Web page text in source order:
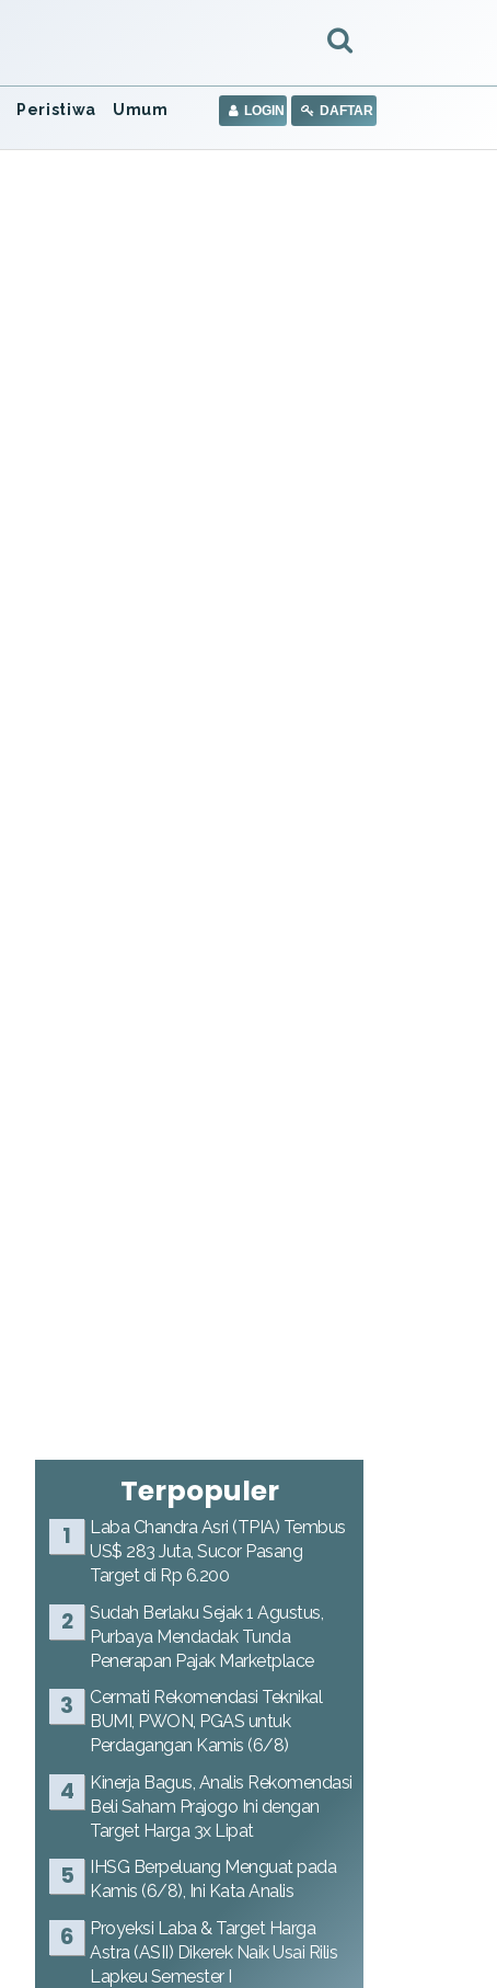
Peristiwa Umum LOGIN DAFTAR
Terpopuler
Laba Chandra Asri (TPIA) Tembus
US$ 283 Juta, Sucor Pasang
Target di Rp 6.200
Sudah Berlaku Sejak 1 Agustus,
Purbaya Mendadak Tunda
Penerapan Pajak Marketplace
Cermati Rekomendasi Teknikal
BUMI, PWON, PGAS untuk
Perdagangan Kamis (6/8)
Kinerja Bagus, Analis Rekomendasi
Beli Saham Prajogo Ini dengan
Target Harga 3x Lipat
IHSG Berpeluang Menguat pada
Kamis (6/8), Ini Kata Analis
Proyeksi Laba & Target Harga
Astra (ASII) Dikerek Naik Usai Rilis
Lapkeu Semester I